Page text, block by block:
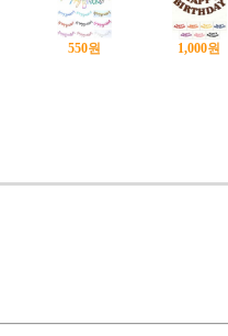
550원 1,000원